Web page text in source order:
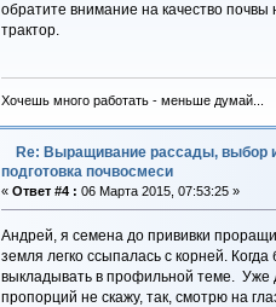
обратите внимание на качество почвы
трактор.
Хочешь много работать - меньше думай...
Re: Выращивание рассады, выбор
подготовка почвосмеси
« Ответ #4 : 06 Марта 2015, 07:53:25 »
Андрей, я семена до прививки
земля легко ссыпалась с корней.
выкладывать в профильной теме.
пропорций не скажу, так, смотрю на